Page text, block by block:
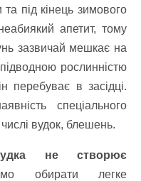
та під кінець зимового
апетит, тому
зазвичай мешкає на
рослинністю
перебуває в засідці.
спеціального
вудок, блешень.
не створює
обирати легке